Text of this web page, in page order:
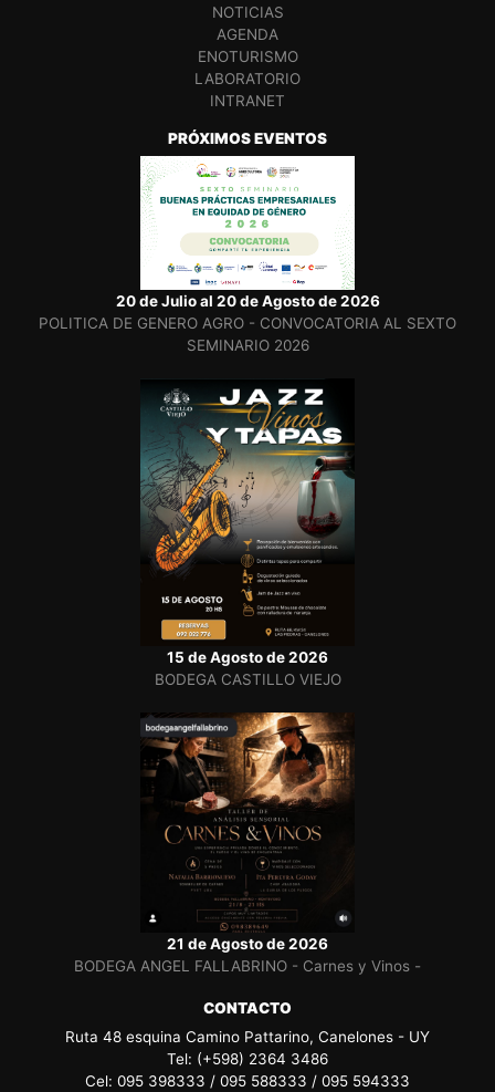
NOTICIAS
AGENDA
ENOTURISMO
LABORATORIO
INTRANET
PRÓXIMOS EVENTOS
20 de Julio al 20 de Agosto de 2026
POLITICA DE GENERO AGRO - CONVOCATORIA AL SEXTO
SEMINARIO 2026
15 de Agosto de 2026
BODEGA CASTILLO VIEJO
21 de Agosto de 2026
BODEGA ANGEL FALLABRINO - Carnes y Vinos -
CONTACTO
Ruta 48 esquina Camino Pattarino, Canelones - UY
Tel: (+598) 2364 3486
Cel: 095 398333 / 095 588333 / 095 594333